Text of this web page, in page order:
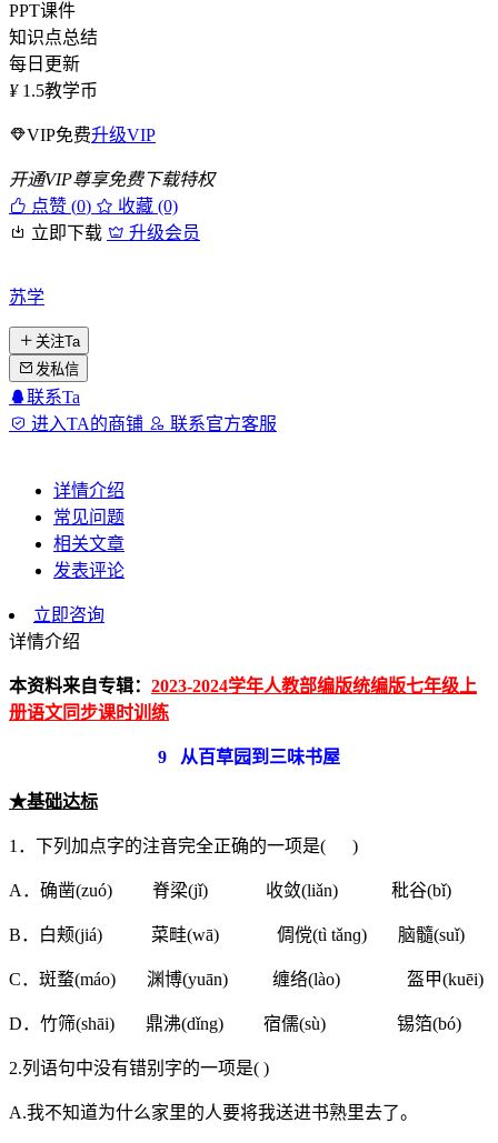
PPT课件
知识点总结
每日更新
¥ 1.5教学币
VIP免费升级VIP
开通VIP尊享免费下载特权
点赞 (0)
收藏 (0)
立即下载
升级会员
苏学
关注Ta
发私信
联系Ta
进入TA的商铺
联系官方客服
详情介绍
常见问题
相关文章
发表评论
立即咨询
详情介绍
本资料来自专辑： 2023-2024学年人教部编版统编版七年级上
册语文同步课时训练
9 从百草园到三味书屋
★基础达标
1．下列加点字的注音完全正确的一项是( )
A．确凿(zuó) 脊梁(jǐ) 收敛(liǎn) 秕谷(bǐ)
B．白颊(jiá) 菜畦(wā) 倜傥(tì tǎnɡ) 脑髓(suǐ)
C．斑蝥(máo) 渊博(yuān) 缠络(lào) 盔甲(kuēi)
D．竹筛(shāi) 鼎沸(dǐng) 宿儒(sù) 锡箔(bó)
2.列语句中没有错别字的一项是( )
A.我不知道为什么家里的人要将我送进书熟里去了。